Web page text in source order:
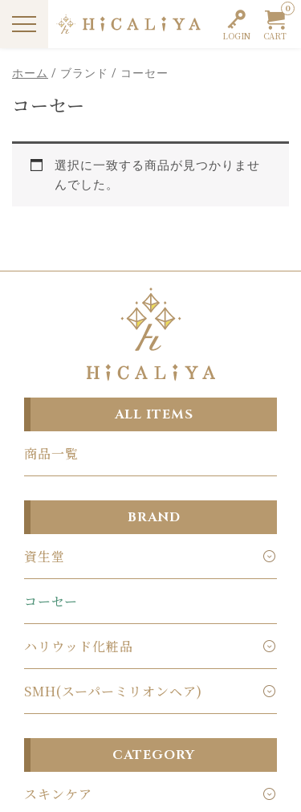
LOGIN
0
CART
ホーム / ブランド / コーセー
コーセー
選択に一致する商品が見つかりませ
んでした。
ALL ITEMS
商品一覧
BRAND
資生堂
コーセー
ハリウッド化粧品
SMH(スーパーミリオンヘア)
CATEGORY
スキンケア